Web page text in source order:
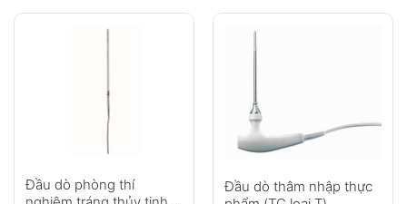
Đầu dò phòng thí
Đầu dò thâm nhập thực